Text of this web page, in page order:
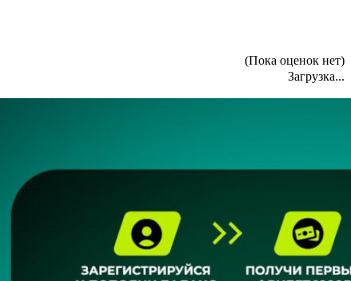
(Пока оценок нет)
Загрузка...